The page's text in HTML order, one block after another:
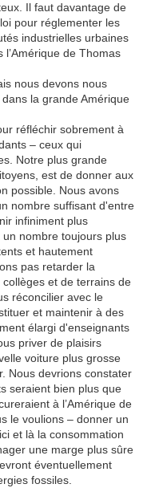
Il faut davantage de
pour réglementer les
industrielles urbaines
de Thomas
nous devons nous
la grande Amérique
réfléchir sobrement à
– ceux qui
Notre plus grande
est de donner aux
possible. Nous avons
nombre suffisant d'entre
infiniment plus
nombre toujours plus
et hautement
pas retarder la
et de terrains de
réconcilier avec le
et maintenir à des
élargi d'enseignants
priver de plaisirs
voiture plus grosse
Nous devrions constater
seraient bien plus que
à l’Amérique de
le voulions – donner un
et là la consommation
une marge plus sûre
éventuellement
fossiles.